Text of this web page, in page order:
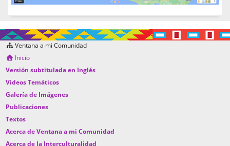
Ventana a mi Comunidad
Inicio
Versión subtitulada en Inglés
Videos Temáticos
Galería de Imágenes
Publicaciones
Textos
Acerca de Ventana a mi Comunidad
Acerca de la Interculturalidad